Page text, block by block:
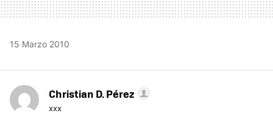
15 Marzo 2010
Christian D. Pérez
xxx